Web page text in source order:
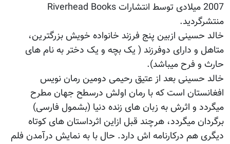
2007 میلادی توسط انتشارات Riverhead Books
منتشرگردید.
خالد حسینی ازبین پنج فرزند خانواده خویش بزرگترین،
متاهل و دارای دوفرزند ( یک بچه و یک دختر به نام های
حارث و فرح میباشد).
خالد حسینی بعد از عتیق رحیمی دومین رمان نویس
افغانستان است که با رمان اولش درسطح جهان مطرح
میگردد و اثرش به زبان های زنده دنیا (بشمول فارسی)
برگردان میگردد، هرچند قبل ازاین اثرداستان های کوتاه
دیگری هم درکارنامه اش دارد. حال با به نمایش درآمدن فلم